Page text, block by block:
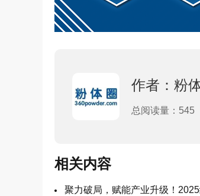
作者：粉
总阅读量：545
相关内容
聚力破局，赋能产业升级！